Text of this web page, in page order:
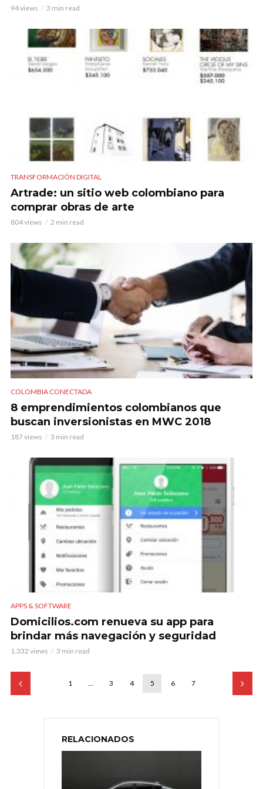
94 views 3 min read
TRANSFORMACIÓN DIGITAL
Artrade: un sitio web colombiano para
comprar obras de arte
804 views 2 min read
COLOMBIA CONECTADA
8 emprendimientos colombianos que
buscan inversionistas en MWC 2018
187 views 3 min read
APPS & SOFTWARE
Domicilios.com renueva su app para
brindar más navegación y seguridad
1.332 views 3 min read
1 … 3 4 5 6 7
RELACIONADOS